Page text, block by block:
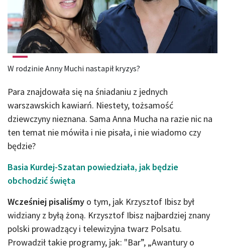
W rodzinie Anny Muchi nastapił kryzys?
Para znajdowała się na śniadaniu z jednych
warszawskich kawiarń. Niestety, tożsamość
dziewczyny nieznana. Sama Anna Mucha na razie nic na
ten temat nie mówiła i nie pisała, i nie wiadomo czy
będzie?
Basia Kurdej-Szatan powiedziała, jak będzie
obchodzić święta
Wcześniej pisaliśmy o tym, jak Krzysztof Ibisz był
widziany z byłą żoną. Krzysztof Ibisz najbardziej znany
polski prowadzący i telewizyjna twarz Polsatu.
Prowadził takie programy, jak: "Bar”, „Awantury o